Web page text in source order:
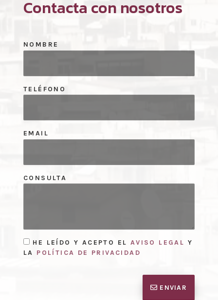
Contacta con nosotros
NOMBRE
TELÉFONO
EMAIL
CONSULTA
HE LEÍDO Y ACEPTO EL AVISO LEGAL Y
LA POLÍTICA DE PRIVACIDAD
ENVIAR